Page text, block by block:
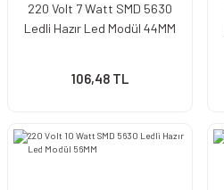
220 Volt 7 Watt SMD 5630
Ledli Hazır Led Modül 44MM
106,48 TL